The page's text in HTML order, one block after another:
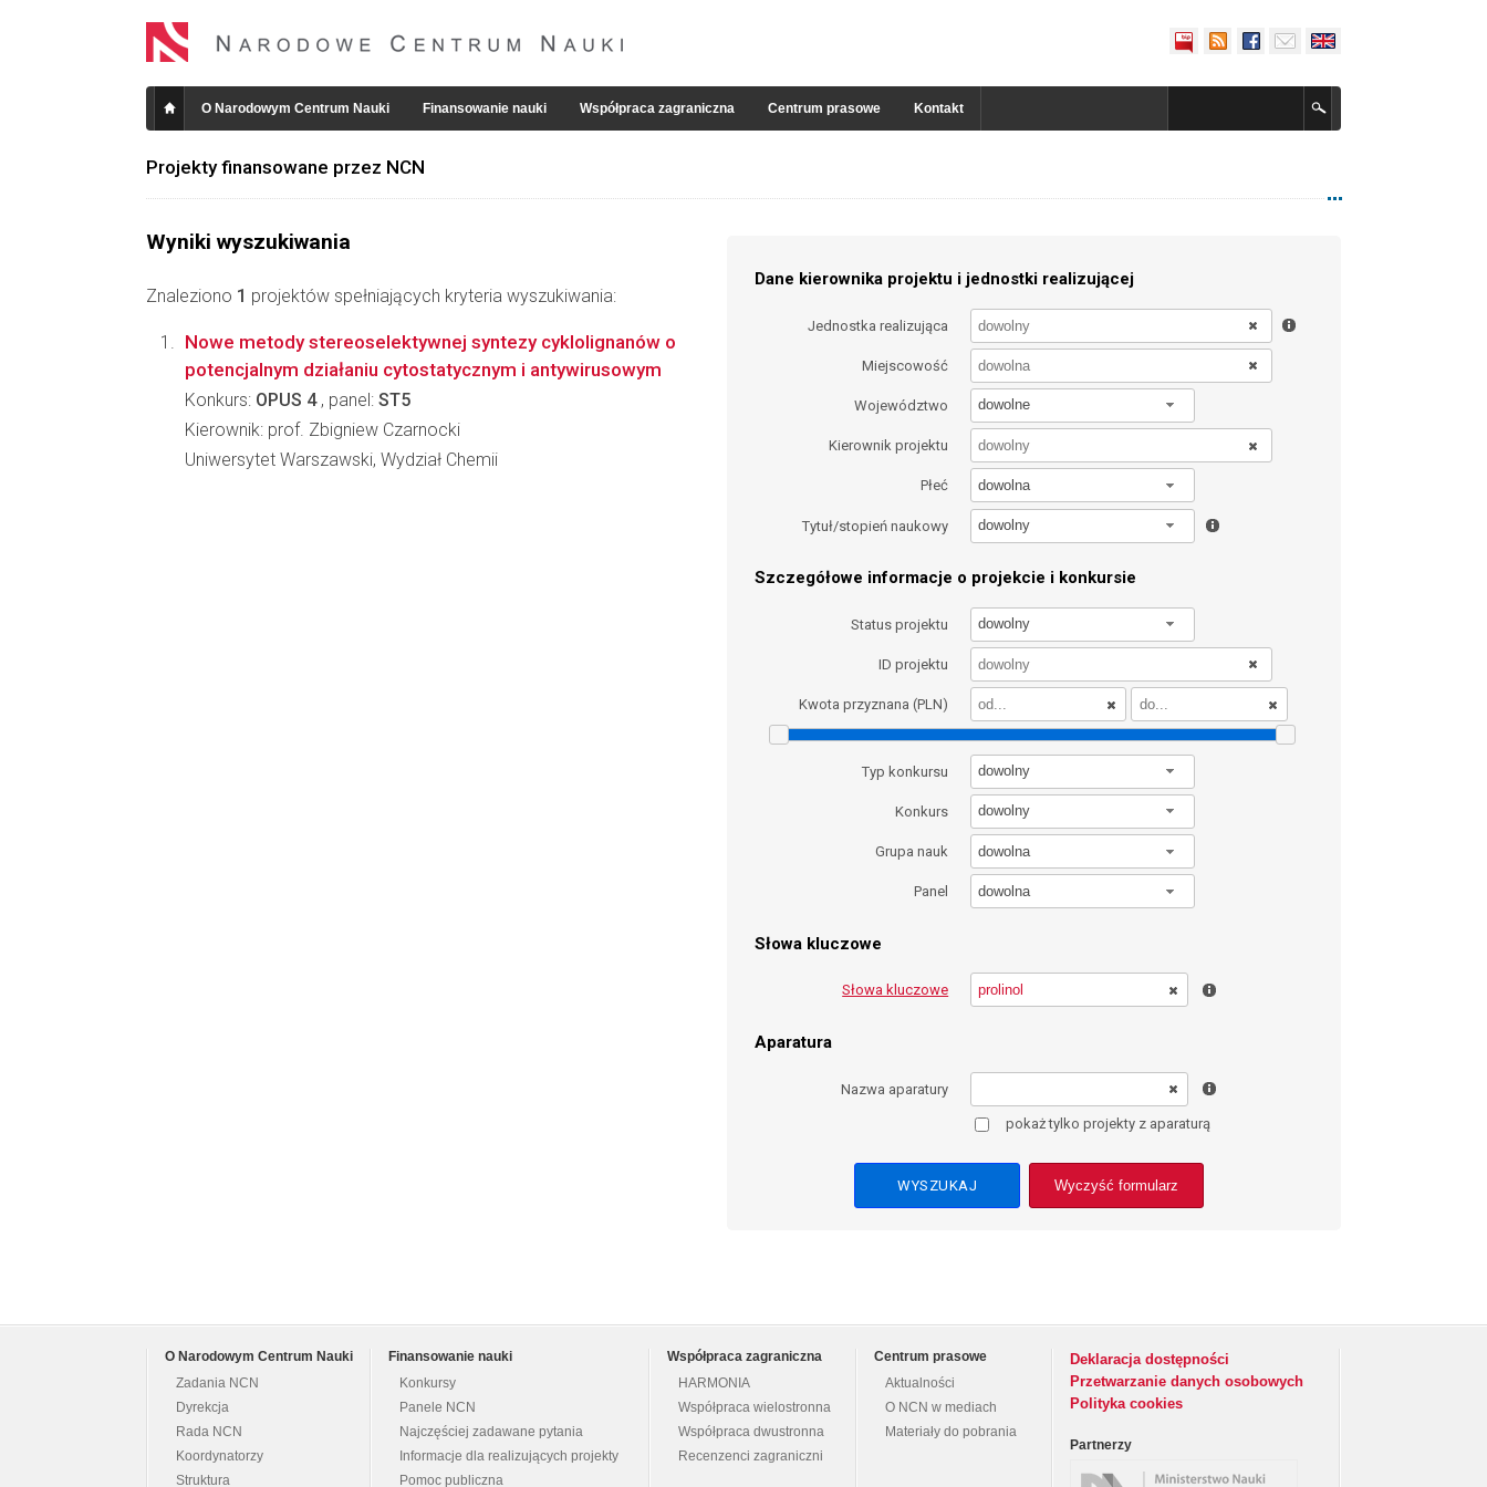
O Narodowym Centrum Nauki Finansowanie nauki Współpraca zagraniczna Centrum prasowe Kontakt
Projekty finansowane przez NCN
Wyniki wyszukiwania
Znaleziono 1 projektów spełniających kryteria wyszukiwania:
Dane kierownika projektu i jednostki realizującej
Jednostka realizująca
Miejscowość
Województwo dowolne
Kierownik projektu
Płeć dowolna
Tytuł/stopień naukowy dowolny
Szczegółowe informacje o projekcie i konkursie
Status projektu dowolny
ID projektu
Kwota przyznana (PLN)
Typ konkursu dowolny
Konkurs dowolny
Grupa nauk dowolna
Panel dowolna
Słowa kluczowe
Słowa kluczowe
Aparatura
Nazwa aparatury
pokaż tylko projekty z aparaturą
Wyczyść formularz
Nowe metody stereoselektywnej syntezy cyklolignanów o
potencjalnym działaniu cytostatycznym i antywirusowym
Konkurs: OPUS 4, panel: ST5
Kierownik: prof. Zbigniew Czarnocki
Uniwersytet Warszawski, Wydział Chemii
O Narodowym Centrum Nauki
Zadania NCN
Dyrekcja
Rada NCN
Koordynatorzy
Struktura
Finansowanie nauki
Konkursy
Panele NCN
Najczęściej zadawane pytania
Informacje dla realizujących projekty
Pomoc publiczna
Współpraca zagraniczna
HARMONIA
Współpraca wielostronna
Współpraca dwustronna
Recenzenci zagraniczni
Centrum prasowe
Aktualności
O NCN w mediach
Materiały do pobrania
Deklaracja dostępności
Przetwarzanie danych osobowych
Polityka cookies
Partnerzy